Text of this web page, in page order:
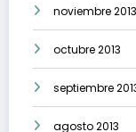
noviembre 2013
octubre 2013
septiembre
agosto 2013